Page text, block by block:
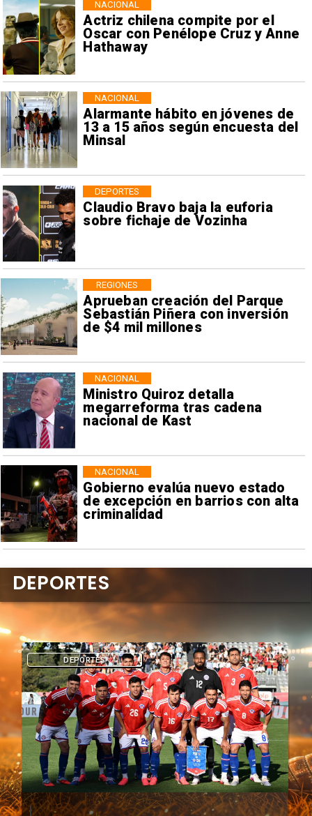
Actriz chilena compite por el
Oscar con Penélope Cruz y Anne
Hathaway
NACIONAL
Alarmante hábito en jóvenes de
13 a 15 años según encuesta del
Minsal
NACIONAL
Claudio Bravo baja la euforia
sobre fichaje de Vozinha
DEPORTES
Aprueban creación del Parque
Sebastián Piñera con inversión
de $4 mil millones
REGIONES
Ministro Quiroz detalla
megarreforma tras cadena
nacional de Kast
NACIONAL
Gobierno evalúa nuevo estado
de excepción en barrios con alta
criminalidad
NACIONAL
DEPORTES
DEPORTES